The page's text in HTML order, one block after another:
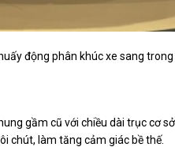
động phân khúc xe sang
gầm cũ với chiều dài trục cơ
chút, làm tăng cảm giác bề thế.